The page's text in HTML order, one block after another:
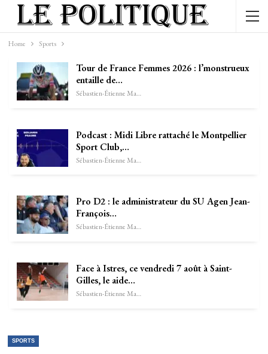
Home Sports
Tour de France Femmes 2026 : l’monstrueux
entaille de…
Sébastien-Étienne Marechal
Podcast : Midi Libre rattaché le Montpellier
Sport Club,…
Sébastien-Étienne Marechal
Pro D2 : le administrateur du SU Agen Jean-
François…
Sébastien-Étienne Marechal
Face à Istres, ce vendredi 7 août à Saint-
Gilles, le aide…
Sébastien-Étienne Marechal
SPORTS